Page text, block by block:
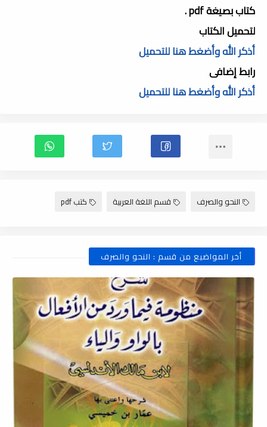
كتاب بصيغة pdf .
لتحميل الكتاب
أذكر الله وأضغط هنا للتحميل
رابط إضافى
أذكر الله وأضغط هنا للتحميل
النحو والصرف قسم اللغة العربية كتب pdf
أخر المواضيع من قسم : النحو والصرف